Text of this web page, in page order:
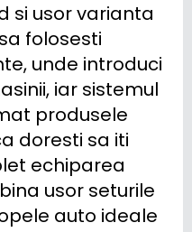
si usor varianta
folosesti
unde introduci
iar sistemul
produsele
doresti sa iti
echiparea
usor seturile
auto ideale